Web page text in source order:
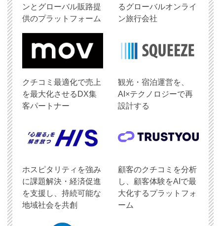
ンとグローバル販路提
供のプラットフォーム
るグローバルオンライ
ン旅行会社
クチコミ最適化で売上
を最大化させるDX集
客パートナー
観光・宿泊運営を、
AI×テクノロジーで再
設計する
ホスピタリティを強み
に課題解決・経済促進
を支援し、持続可能な
地域社会を共創
顧客のクチコミを分析
し、顧客体験をAIで最
大化するプラットフォ
ーム